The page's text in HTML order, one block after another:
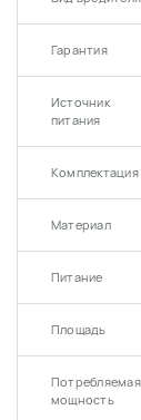
Гарантия
Источник
питания
Комплектация
Материал
Питание
Площадь
Потребляемая
мощность